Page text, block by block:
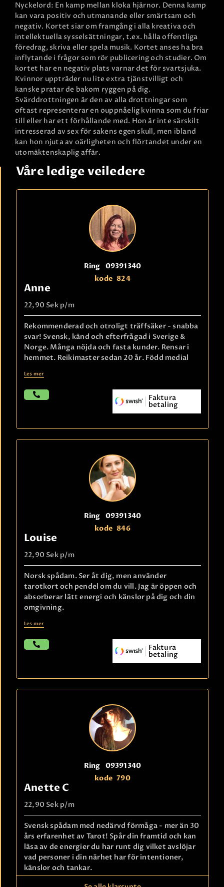
Nyckelord: En kamp mellan kloka hjärnor. Denna kamp
kan vara positiv och utmanande eller smärtsam och
negativ. Kortet siar om framgång i alla kreativa och
intellektuella sysselsättningar, t.ex. hålla offentliga
föredrag, skriva eller spela musik. Kortet anses ha bra
inflytande i frågor som rör publicering och studier. Om
kortet har en negativ plats varnar det för svartsjuka.
Kvinnor uppträder nu lite extra tjänstvilligt och
kanske pratar de bakom ryggen på dig.
Svärddrottningen är den av alla drottningar som
oftast representerar en ouppnåelig kvinna som du friar
till eller har ett förhållande med. Hon är inte särskilt
intresserad av sex för sakens egen skull, men ibland
kan hon njuta av oärligheten och flörtandet under en
utomäktenskaplig affär.
Våre ledige veiledere
Ring 09391340
kode 824
Anne
22,90 Sek p/m
Rekommenderad och otroligt träffsäker - snabba
svar! Svensk, känd och efterfrågad i Sverige &
Norge. Många nöjda och fasta kunder. Rensar i
hemmet. Reikimaster sedan 20 år. Född medial
Les mer
Faktura
betaling
Ring 09391340
kode 846
Louise
22,90 Sek p/m
Norsk spådam. Ser åt dig, men använder
tarotkort och pendel om du vill. Jag är öppen och
absorberar lätt energi och känslor på dig och din
omgivning.
Les mer
Faktura
betaling
Ring 09391340
kode 790
Anette C
22,90 Sek p/m
Svensk spådam med nedärvd förmåga - mer än 30
års erfarenhet av Tarot! Spår din framtid och kan
läsa av de energier du har runt dig vilket avslöjar
vad personer i din närhet har för intentioner,
känslor och tankar.